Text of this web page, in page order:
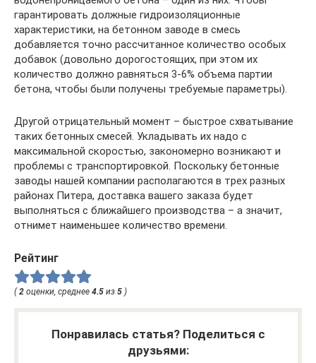
гарантировать должные гидроизоляционные
характеристики, на бетонном заводе в смесь
добавляется точно рассчитанное количество особых
добавок (довольно дорогостоящих, при этом их
количество должно равняться 3-6% объема партии
бетона, чтобы были получены требуемые параметры).
Другой отрицательный момент – быстрое схватывание
таких бетонных смесей. Укладывать их надо с
максимальной скоростью, закономерно возникают и
проблемы с транспортировкой. Поскольку бетонные
заводы нашей компании располагаются в трех разных
районах Питера, доставка вашего заказа будет
выполняться с ближайшего производства – а значит,
отнимет наименьшее количество времени.
Рейтинг
(2 оценки, среднее 4.5 из 5 )
Понравилась статья? Поделиться с
друзьями: